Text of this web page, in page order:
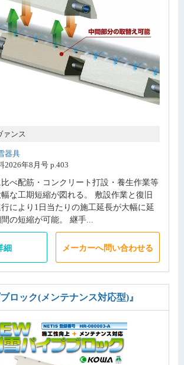
ァンス
器具
2026年8月号 p.403
べ配筋・コンクリート打設・養生作業等
な工期短縮が図れる。 敷設作業と復旧
により1日当たりの施工延長が大幅に延
の短縮が可能。 継手...
細 メーカーへ問い合わせる
ロック(メンテナンス対応型)』